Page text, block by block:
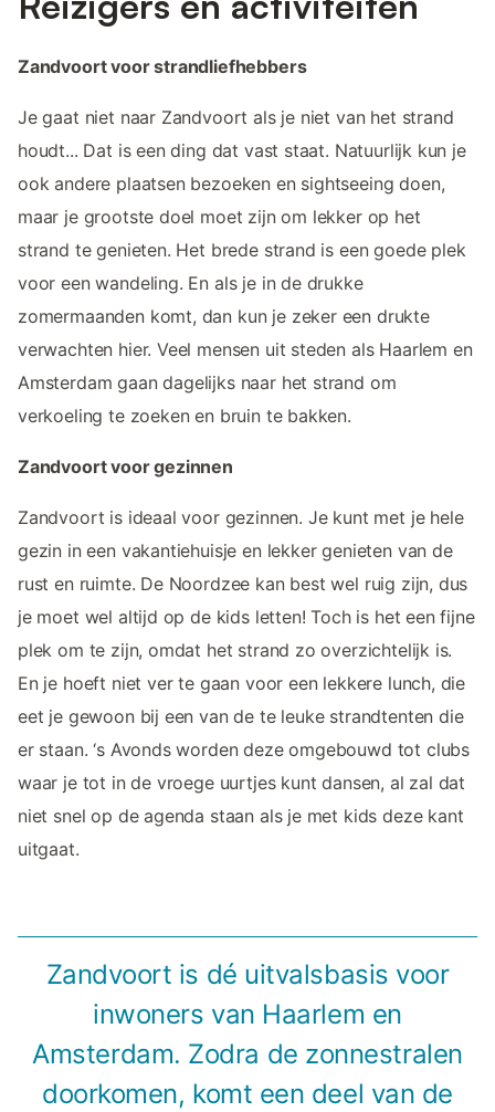
Zandvoort voor strandliefhebbers
Je gaat niet naar Zandvoort als je niet van het strand
houdt... Dat is een ding dat vast staat. Natuurlijk kun je
ook andere plaatsen bezoeken en sightseeing doen,
maar je grootste doel moet zijn om lekker op het
strand te genieten. Het brede strand is een goede plek
voor een wandeling. En als je in de drukke
zomermaanden komt, dan kun je zeker een drukte
verwachten hier. Veel mensen uit steden als Haarlem en
Amsterdam gaan dagelijks naar het strand om
verkoeling te zoeken en bruin te bakken.
Zandvoort voor gezinnen
Zandvoort is ideaal voor gezinnen. Je kunt met je hele
gezin in een vakantiehuisje en lekker genieten van de
rust en ruimte. De Noordzee kan best wel ruig zijn, dus
je moet wel altijd op de kids letten! Toch is het een fijne
plek om te zijn, omdat het strand zo overzichtelijk is.
En je hoeft niet ver te gaan voor een lekkere lunch, die
eet je gewoon bij een van de te leuke strandtenten die
er staan. ‘s Avonds worden deze omgebouwd tot clubs
waar je tot in de vroege uurtjes kunt dansen, al zal dat
niet snel op de agenda staan als je met kids deze kant
uitgaat.
Zandvoort is dé uitvalsbasis voor
inwoners van Haarlem en
Amsterdam. Zodra de zonnestralen
doorkomen, komt een deel van de